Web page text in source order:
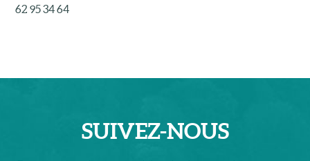
62 95 34 64
SUIVEZ-NOUS